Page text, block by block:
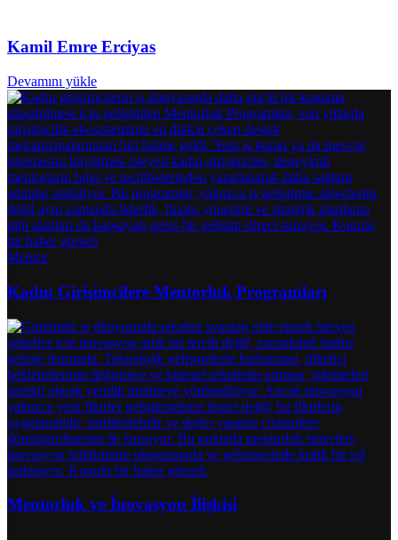
Kamil Emre Erciyas
Devamını yükle
Mentor
Kadın Girişimcilere Mentorluk Programları
Mentorluk ve İnovasyon İlişkisi